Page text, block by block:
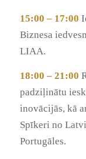
15:00 – 17:00
Biznesa
LIAA.
18:00 – 21:00
padziļinātu
inovācijās, kā
Spīkeri no
Portugāles.